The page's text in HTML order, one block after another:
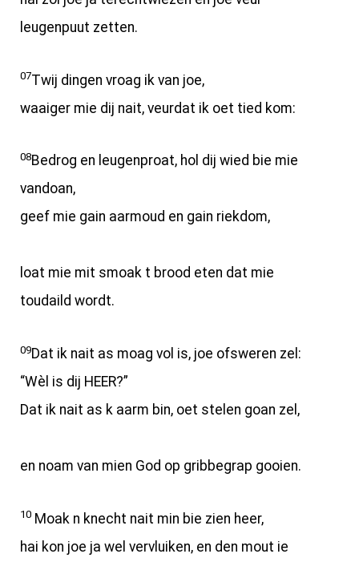
leugenpuut zetten.
07Twij dingen vroag ik van joe,
waaiger mie dij nait, veurdat ik oet tied kom:
08Bedrog en leugenproat, hol dij wied bie mie
vandoan,
geef mie gain aarmoud en gain riekdom,
loat mie mit smoak t brood eten dat mie
toudaild wordt.
09Dat ik nait as moag vol is, joe ofsweren zel:
“Wèl is dij HEER?”
Dat ik nait as k aarm bin, oet stelen goan zel,
en noam van mien God op gribbegrap gooien.
10 Moak n knecht nait min bie zien heer,
hai kon joe ja wel vervluiken, en den mout ie